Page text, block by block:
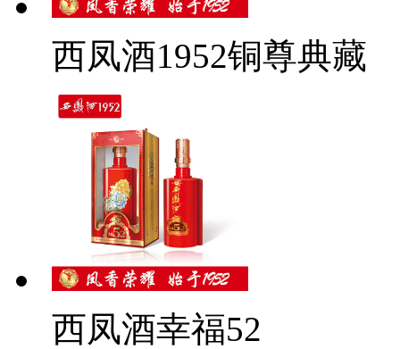
西凤酒1952铜尊典藏
西凤酒幸福52